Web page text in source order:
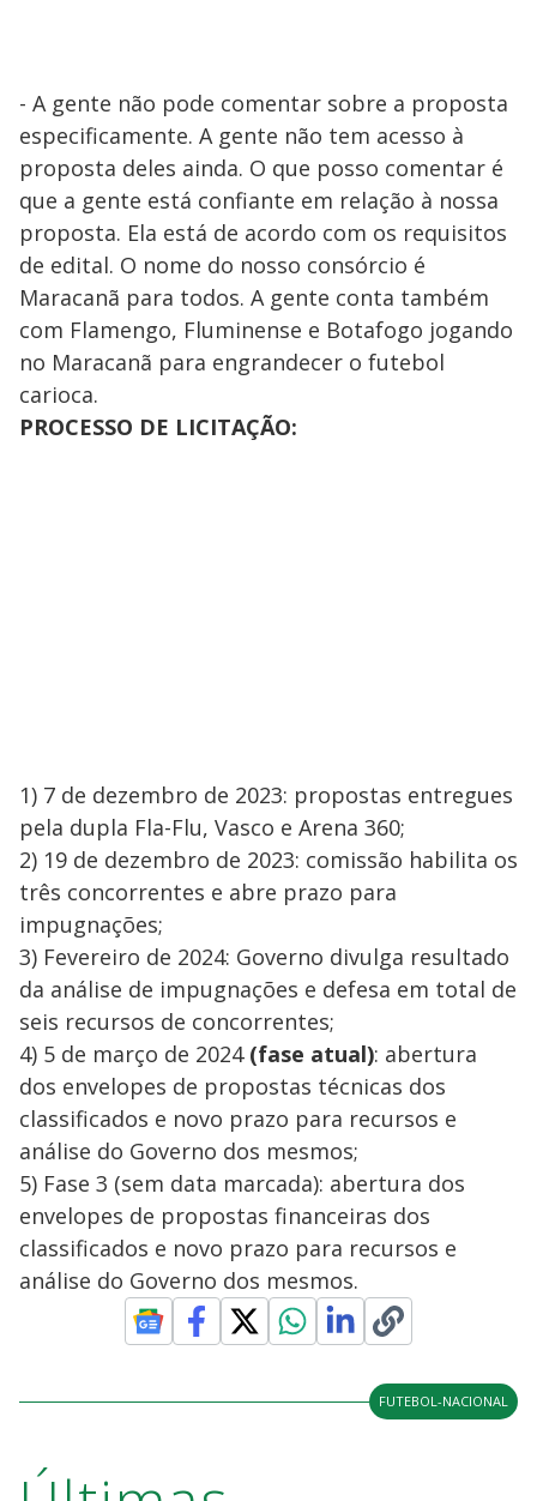
- A gente não pode comentar sobre a proposta
especificamente. A gente não tem acesso à
proposta deles ainda. O que posso comentar é
que a gente está confiante em relação à nossa
proposta. Ela está de acordo com os requisitos
de edital. O nome do nosso consórcio é
Maracanã para todos. A gente conta também
com Flamengo, Fluminense e Botafogo jogando
no Maracanã para engrandecer o futebol
carioca.
PROCESSO DE LICITAÇÃO:
1) 7 de dezembro de 2023: propostas entregues
pela dupla Fla-Flu, Vasco e Arena 360;
2) 19 de dezembro de 2023: comissão habilita os
três concorrentes e abre prazo para
impugnações;
3) Fevereiro de 2024: Governo divulga resultado
da análise de impugnações e defesa em total de
seis recursos de concorrentes;
4) 5 de março de 2024 (fase atual): abertura
dos envelopes de propostas técnicas dos
classificados e novo prazo para recursos e
análise do Governo dos mesmos;
5) Fase 3 (sem data marcada): abertura dos
envelopes de propostas financeiras dos
classificados e novo prazo para recursos e
análise do Governo dos mesmos.
FUTEBOL-NACIONAL